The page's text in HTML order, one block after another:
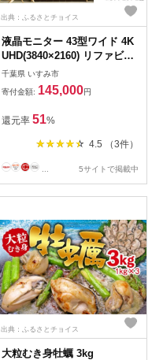
出典：ふるさとチョイス
液晶モニター 43型ワイド 4K
UHD(3840×2160) リファビッ
シュ品【1388555】
千葉県 いすみ市
寄付金額: 145,000円
還元率 51%
4.5 （3件）
5サイトで掲載中
出典：ふるさとチョイス
大粒むき身牡蠣 3kg